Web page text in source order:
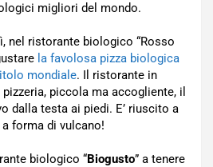
migliori del mondo.
nel ristorante biologico “Rosso
la favolosa pizza biologica
mondiale. Il ristorante in
piccola ma accogliente, il
dalla testa ai piedi. E’ riuscito a
a forma di vulcano!
biologico “Biogusto” a tenere